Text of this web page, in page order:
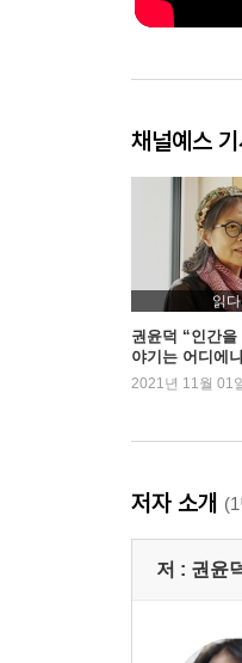
채널예스
읽다
권윤덕 “인간을
야기는 어디에
2021년 11월 01
저자 소개
저 : 권윤